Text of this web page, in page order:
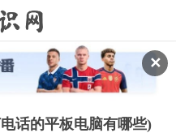
✕
话的平板电脑有哪些)